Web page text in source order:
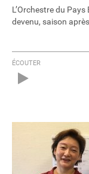
L’Orchestre du
devenu, saison
ÉCOUTER